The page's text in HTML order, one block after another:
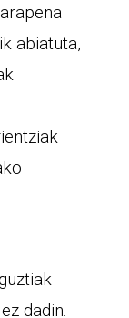
abiatuta,
dadin.